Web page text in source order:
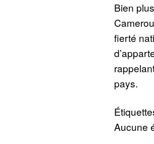
Bien
fierté
pays.
Aucune